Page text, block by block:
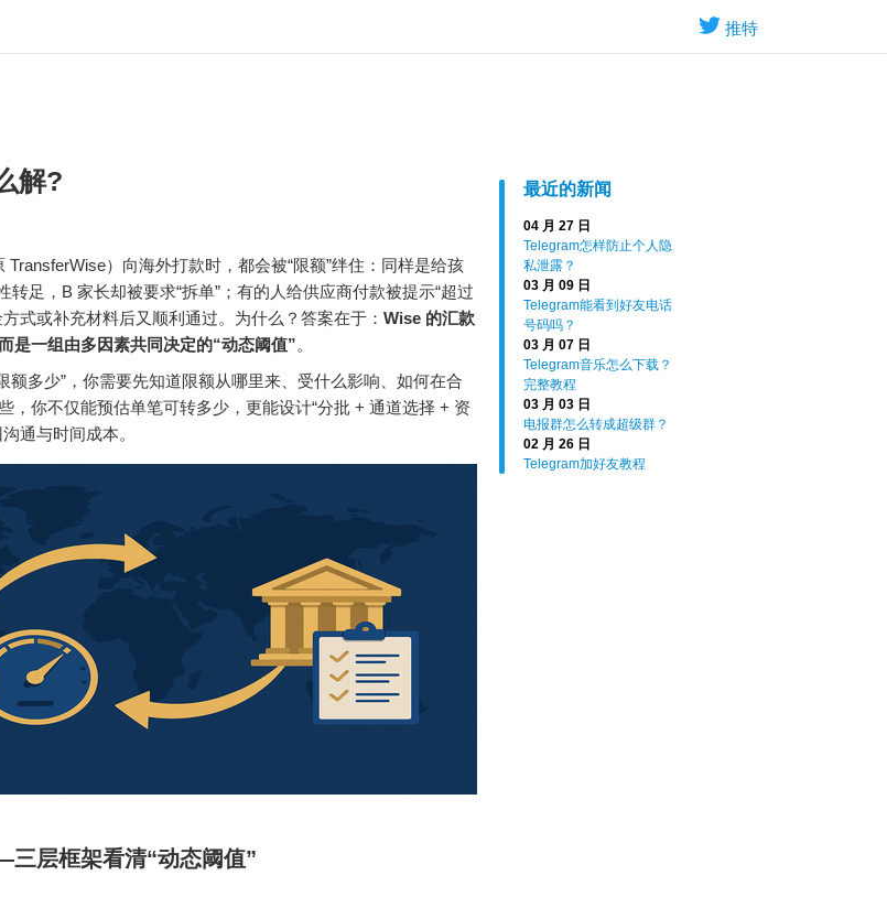
推特
最近的新闻
04 月 27 日
Telegram怎样防止个人隐
私泄露？
03 月 09 日
Telegram能看到好友电话
号码吗？
03 月 07 日
Telegram音乐怎么下载？
完整教程
03 月 03 日
电报群怎么转成超级群？
02 月 26 日
Telegram加好友教程
解?
TransferWise）向海外打款时，都会被“限额”绊住：同样是给孩
转足，B 家长却被要求“拆单”；有的人给供应商付款被提示“超过
式或补充材料后又顺利通过。为什么？答案在于： Wise 的汇款
是一组由多因素共同决定的“动态阈值”。
额多少”，你需要先知道限额从哪里来、受什么影响、如何在合
，你不仅能预估单笔可转多少，更能设计“分批 + 通道选择 + 资
通与时间成本。
层框架看清“动态阈值”